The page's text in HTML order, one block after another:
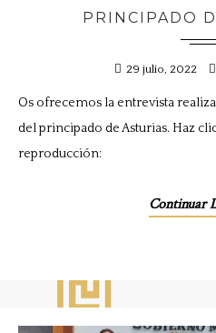
PRINCIPADO
29 julio, 2022
Os ofrecemos la entrevista
del principado de Asturias. Haz
reproducción:
Continuar